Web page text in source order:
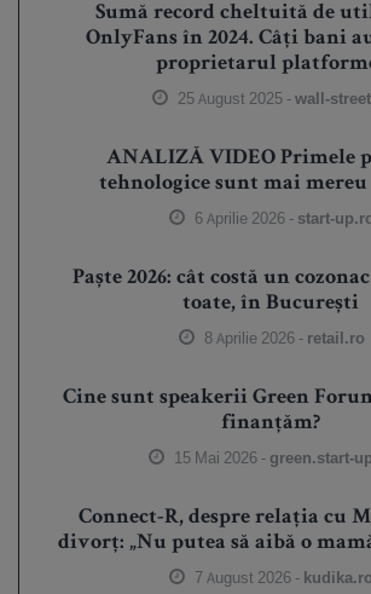
Sumă record cheltuită de
OnlyFans în 2024. Câți bani
proprietarul
25 August 2025 -wall-
ANALIZĂ VIDEO Primele
tehnologice sunt mai mereu
6 Aprilie 2026 - start-
Paște 2026: cât costă un
toate, în București
8 Aprilie 2026 - retail.ro
Cine sunt speakerii Green
finanțăm?
15 Mai 2026 - green.start-
Connect-R, despre relația cu
divorț: „Nu putea să aibă o
7 August 2026 - kudika.ro